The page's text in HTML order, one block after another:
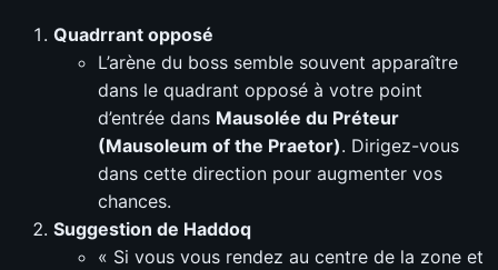
Quadrrant opposé
L’arène du boss semble souvent apparaître
dans le quadrant opposé à votre point
d’entrée dans Mausolée du Préteur
(Mausoleum of the Praetor). Dirigez-vous
dans cette direction pour augmenter vos
chances.
Suggestion de Haddoq
« Si vous vous rendez au centre de la zone et